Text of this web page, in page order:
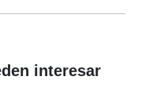
interesar